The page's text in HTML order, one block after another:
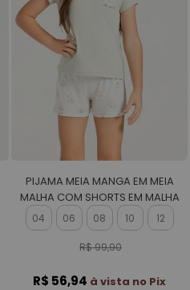
PIJAMA MEIA MANGA EM MEIA
MALHA COM SHORTS EM MALHA
ROTATIVA FEMININO
04 06 08 10 12
R$ 99,90
R$ 56,94 à vista no Pix